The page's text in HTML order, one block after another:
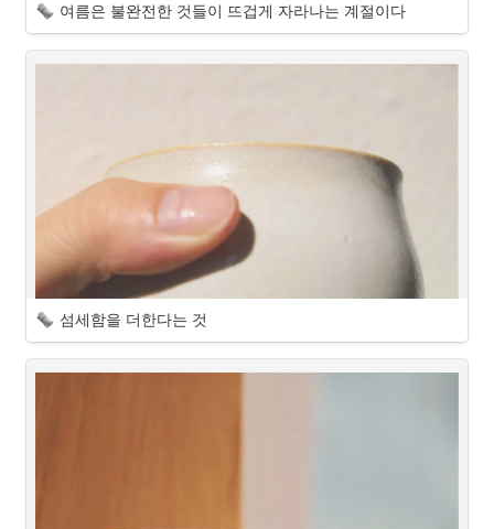
여름은 불완전한 것들이 뜨겁게 자라나는 계절이다
섬세함을 더한다는 것